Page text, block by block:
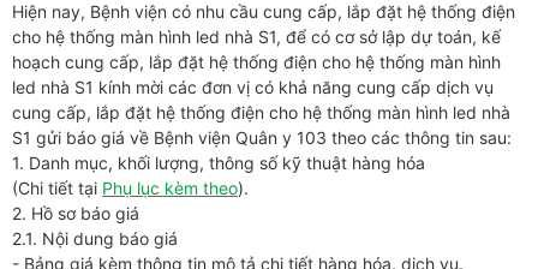
Hiện nay, Bệnh viện có nhu cầu cung cấp, lắp đặt hệ thống điện
cho hệ thống màn hình led nhà S1, để có cơ sở lập dự toán, kế
hoạch cung cấp, lắp đặt hệ thống điện cho hệ thống màn hình
led nhà S1 kính mời các đơn vị có khả năng cung cấp dịch vụ
cung cấp, lắp đặt hệ thống điện cho hệ thống màn hình led nhà
S1 gửi báo giá về Bệnh viện Quân y 103 theo các thông tin sau:
1. Danh mục, khối lượng, thông số kỹ thuật hàng hóa
(Chi tiết tại Phụ lục kèm theo).
2. Hồ sơ báo giá
2.1. Nội dung báo giá
- Bảng giá kèm thông tin mô tả chi tiết hàng hóa, dịch vụ.